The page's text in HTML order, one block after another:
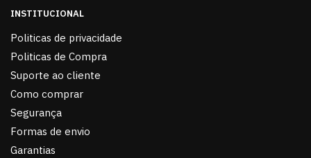
INSTITUCIONAL
Politicas de privacidade
Politicas de Compra
Suporte ao cliente
Como comprar
Segurança
Formas de envio
Garantias